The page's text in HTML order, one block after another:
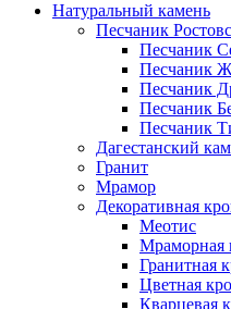
Натуральный камень
Песчаник
Песчаник
Песчаник
Песчаник
Песчаник
Песчаник
Дагестанский
Гранит
Мрамор
Декоративная
Меотис
Мраморная
Гранитная
Цветная
Кварцевая